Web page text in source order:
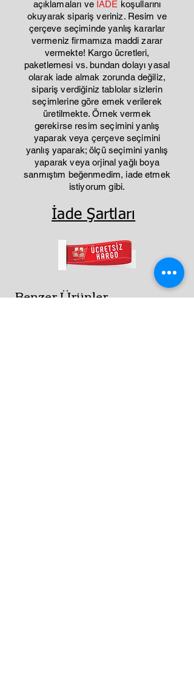
açıklamaları ve İADE koşullarını
okuyarak sipariş veriniz. Resim ve
çerçeve seçiminde yanlış kararlar
vermeniz firmamıza maddi zarar
vermekte! Kargo ücretleri,
paketlemesi vs. bundan dolayı yasal
olarak iade almak zorunda değiliz,
sipariş verdiğiniz tablolar sizlerin
seçimlerine göre emek verilerek
üretilmekte. Örnek vermek
gerekirse resim seçimini yanlış
yaparak veya çerçeve seçimini
yanlış yaparak; ölçü seçimini yanlış
yaparak veya orjinal yağlı boya
sanmıştım beğenmedim, iade etmek
istiyorum gibi.
İade Şartları
Benzer Ürünler